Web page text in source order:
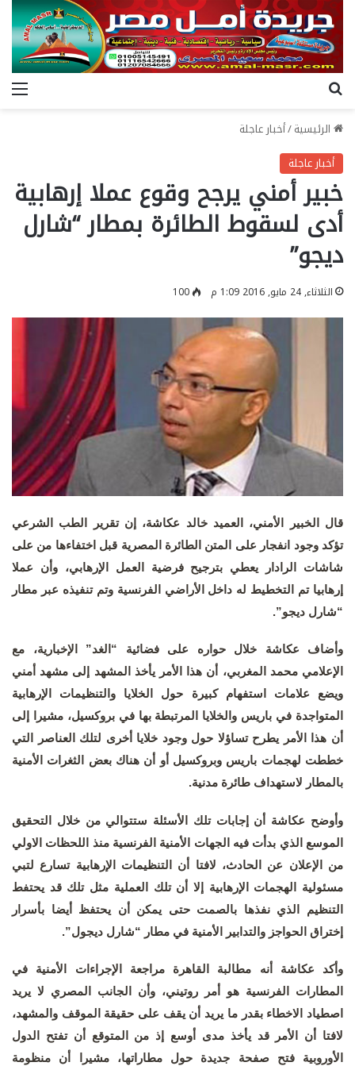
الرئيسية/أخبار عاجلة
أخبار عاجلة
خبير أمني يرجح وقوع عملا إرهابية
أدى لسقوط الطائرة بمطار “شارل
ديجو”
الثلاثاء, 24 مايو, 2016 1:09 م 100
قال الخبير الأمني، العميد خالد عكاشة، إن تقرير الطب الشرعي
تؤكد وجود انفجار على المتن الطائرة المصرية قبل اختفاءها من على
شاشات الرادار يعطي بترجيح فرضية العمل الإرهابي، وأن عملا
إرهابيا تم التخطيط له داخل الأراضي الفرنسية وتم تنفيذه عبر مطار
“شارل ديجو”.
وأضاف عكاشة خلال حواره على فضائية “الغد” الإخبارية، مع
الإعلامي محمد المغربي، أن هذا الأمر يأخذ المشهد إلى مشهد أمني
ويضع علامات استفهام كبيرة حول الخلايا والتنظيمات الإرهابية
المتواجدة في باريس والخلايا المرتبطة بها في بروكسيل، مشيرا إلى
أن هذا الأمر يطرح تساؤلا حول وجود خلايا أخرى لتلك العناصر التي
خططت لهجمات باريس وبروكسيل أو أن هناك بعض الثغرات الأمنية
بالمطار لاستهداف طائرة مدنية.
وأوضح عكاشة أن إجابات تلك الأسئلة ستتوالي من خلال التحقيق
الموسع الذي بدأت فيه الجهات الأمنية الفرنسية منذ اللحظات الاولي
من الإعلان عن الحادث، لافتا أن التنظيمات الإرهابية تسارع لتبي
مسئولية الهجمات الإرهابية إلا أن تلك العملية مثل تلك قد يحتفط
التنظيم الذي نفذها بالصمت حتى يمكن أن يحتفظ أيضا بأسرار
إختراق الحواجز والتدابير الأمنية في مطار “شارل ديجول”.
وأكد عكاشة أنه مطالبة القاهرة مراجعة الإجراءات الأمنية في
المطارات الفرنسية هو أمر روتيني، وأن الجانب المصري لا يريد
اصطياد الاخطاء بقدر ما يريد أن يقف على حقيقة الموقف والمشهد،
لافتا أن الأمر قد يأخذ مدى أوسع إذ من المتوقع أن تفتح الدول
الأوروبية فتح صفحة جديدة حول مطاراتها، مشيرا أن منظومة